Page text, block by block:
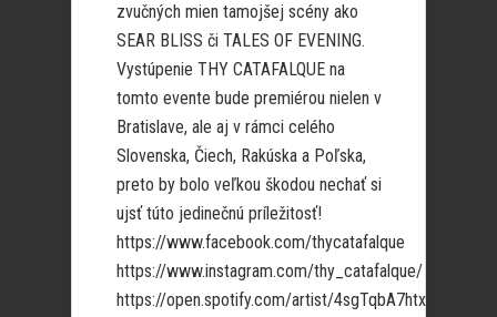
zvučných mien tamojšej scény ako
SEAR BLISS či TALES OF EVENING.
Vystúpenie THY CATAFALQUE na
tomto evente bude premiérou nielen v
Bratislave, ale aj v rámci celého
Slovenska, Čiech, Rakúska a Poľska,
preto by bolo veľkou škodou nechať si
ujsť túto jedinečnú príležitosť!
https://www.facebook.com/thycatafalque
https://www.instagram.com/thy_catafalque/
https://open.spotify.com/artist/